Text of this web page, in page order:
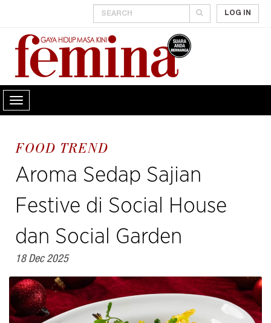
LOG IN
FOOD TREND
Aroma Sedap Sajian
Festive di Social House
dan Social Garden
18 Dec 2025